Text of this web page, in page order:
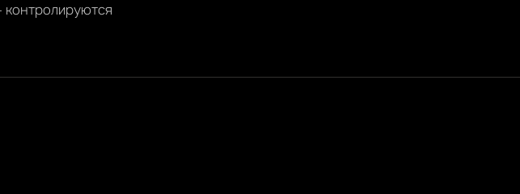
контролируются